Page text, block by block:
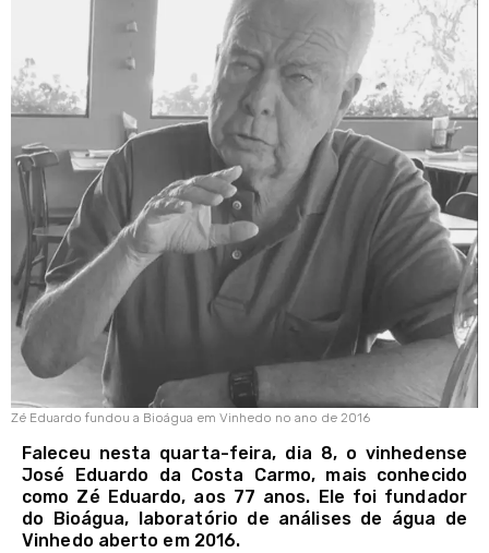
Zé Eduardo fundou a Bioágua em Vinhedo no ano de 2016
Faleceu nesta quarta-feira, dia 8, o vinhedense
José Eduardo da Costa Carmo, mais conhecido
como Zé Eduardo, aos 77 anos. Ele foi fundador
do Bioágua, laboratório de análises de água de
Vinhedo aberto em 2016.